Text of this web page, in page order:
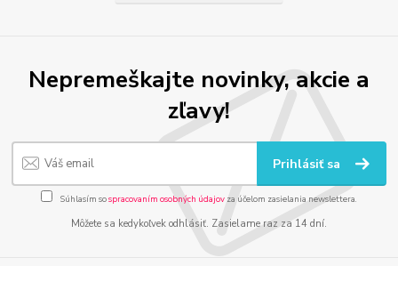
Nepremeškajte novinky, akcie a
zľavy!
Prihlásiť sa
Súhlasím sospracovaním osobných údajov za účelom zasielania newslettera.
Môžete sa kedykoľvek odhlásiť. Zasielame raz za 14 dní.